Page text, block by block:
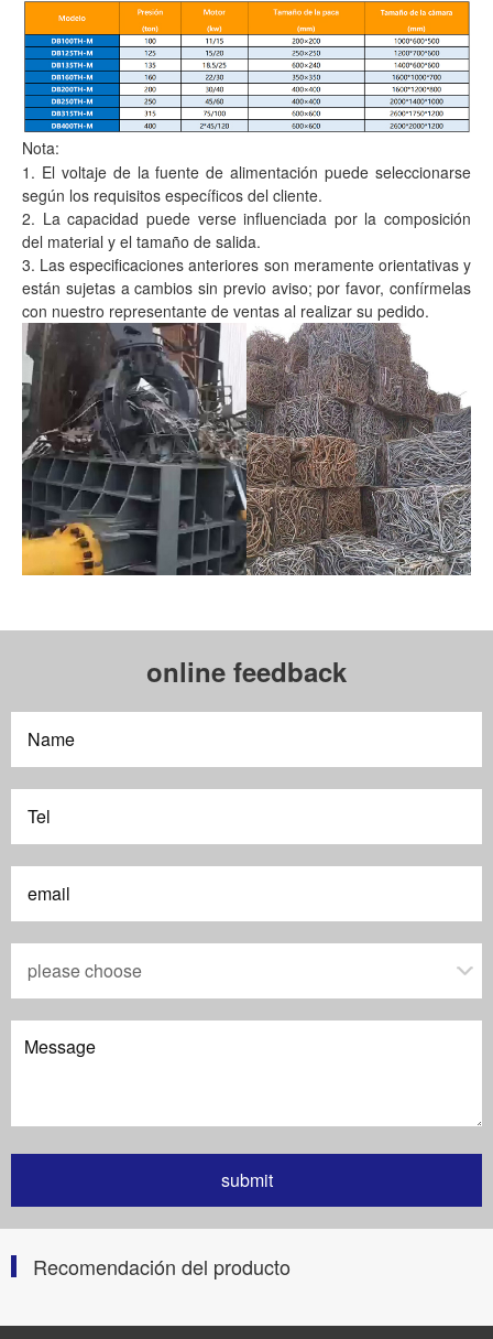
Nota:
1. El voltaje de la fuente de alimentación puede seleccionarse
según los requisitos específicos del cliente.
2. La capacidad puede verse influenciada por la composición
del material y el tamaño de salida.
3. Las especificaciones anteriores son meramente orientativas y
están sujetas a cambios sin previo aviso; por favor, confírmelas
con nuestro representante de ventas al realizar su pedido.
online feedback
Recomendación del producto